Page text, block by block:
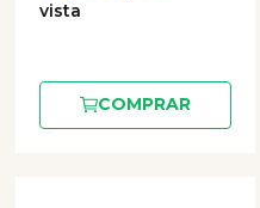
COMPRAR